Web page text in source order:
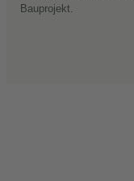
Bauprojekt.